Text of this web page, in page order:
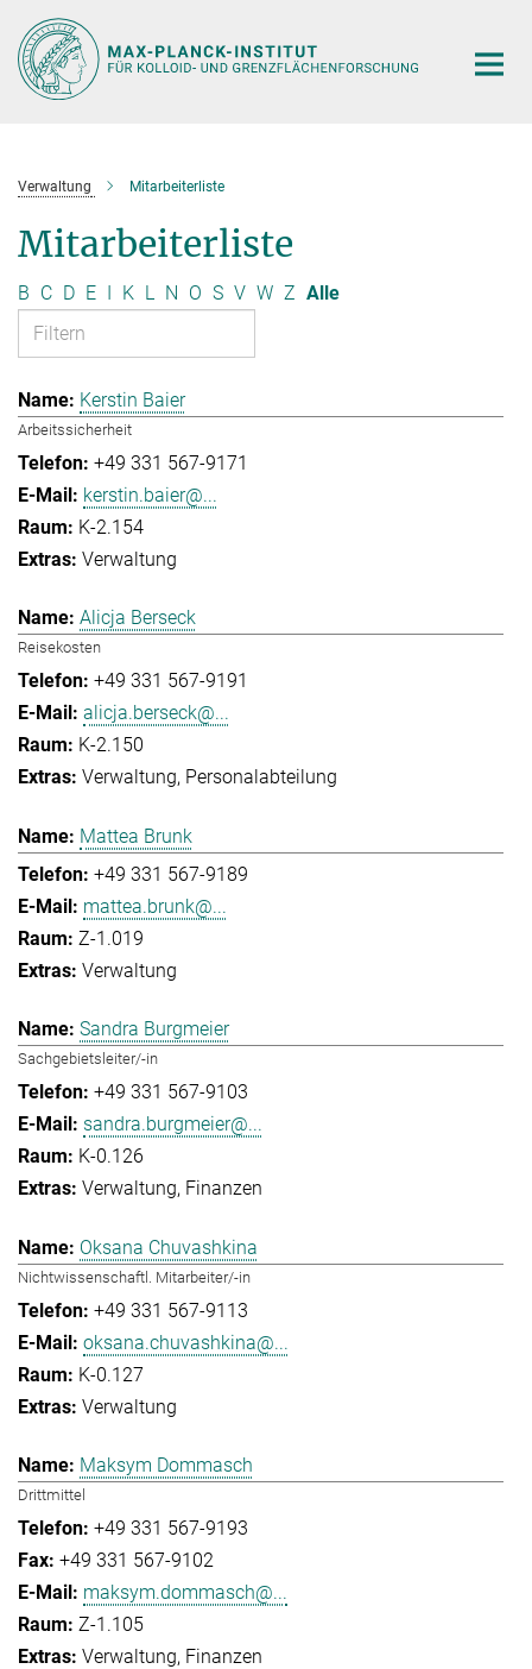
Hauptinhalt
Verwaltung Mitarbeiterliste
Mitarbeiterliste
B C D E I K L N O S V W Z Alle
Kerstin Baier
Arbeitssicherheit
+49 331 567-9171
kerstin.baier@...
K-2.154
Verwaltung
Alicja Berseck
Reisekosten
+49 331 567-9191
alicja.berseck@...
K-2.150
Verwaltung Personalabteilung
Mattea Brunk
+49 331 567-9189
mattea.brunk@...
Z-1.019
Verwaltung
Sandra Burgmeier
Sachgebietsleiter/-in
+49 331 567-9103
sandra.burgmeier@...
K-0.126
Verwaltung Finanzen
Oksana Chuvashkina
Nichtwissenschaftl. Mitarbeiter/-in
+49 331 567-9113
oksana.chuvashkina@...
K-0.127
Verwaltung
Maksym Dommasch
Drittmittel
+49 331 567-9193
+49 331 567-9102
maksym.dommasch@...
Z-1.105
Verwaltung Finanzen